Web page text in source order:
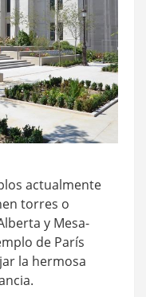
actualmente
torres o
y Mesa-
de París
la hermosa